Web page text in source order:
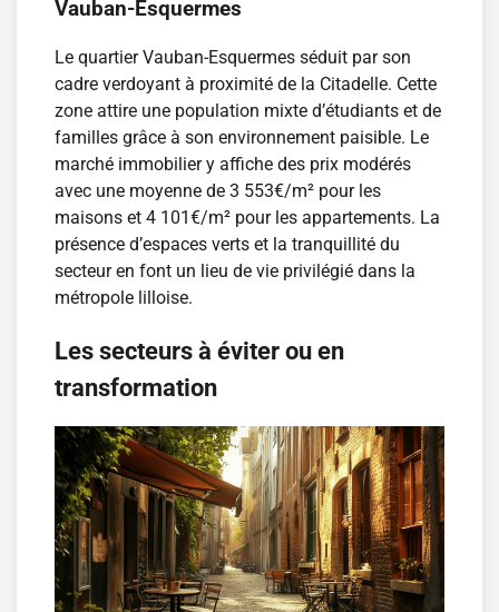
Vauban-Esquermes
Le quartier Vauban-Esquermes séduit par son
cadre verdoyant à proximité de la Citadelle. Cette
zone attire une population mixte d’étudiants et de
familles grâce à son environnement paisible. Le
marché immobilier y affiche des prix modérés
avec une moyenne de 3 553€/m² pour les
maisons et 4 101€/m² pour les appartements. La
présence d’espaces verts et la tranquillité du
secteur en font un lieu de vie privilégié dans la
métropole lilloise.
Les secteurs à éviter ou en
transformation